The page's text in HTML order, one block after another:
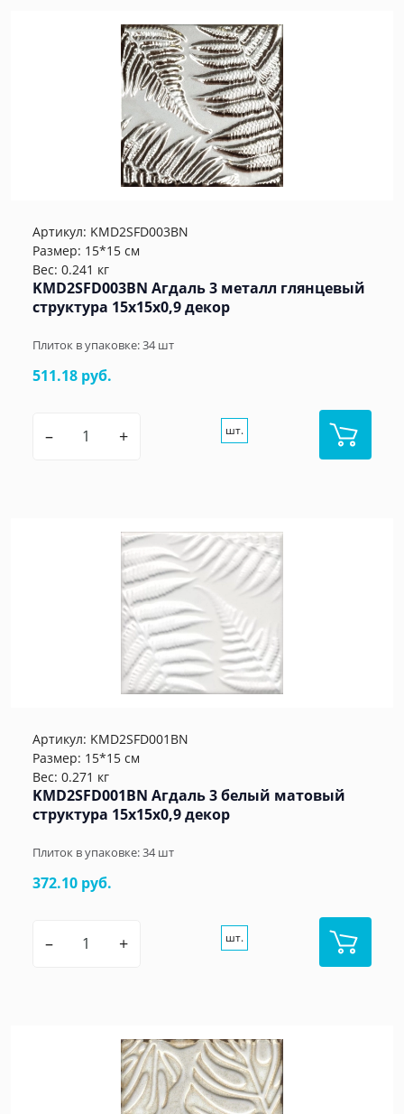
Артикул: KMD2SFD003BN
Размер: 15*15 см
Вес: 0.241 кг
KMD2SFD003BN Агдаль 3 металл глянцевый
структура 15x15x0,9 декор
Плиток в упаковке:34шт
511.18 руб.
– + шт.
Артикул: KMD2SFD001BN
Размер: 15*15 см
Вес: 0.271 кг
KMD2SFD001BN Агдаль 3 белый матовый
структура 15x15x0,9 декор
Плиток в упаковке:34шт
372.10 руб.
– + шт.